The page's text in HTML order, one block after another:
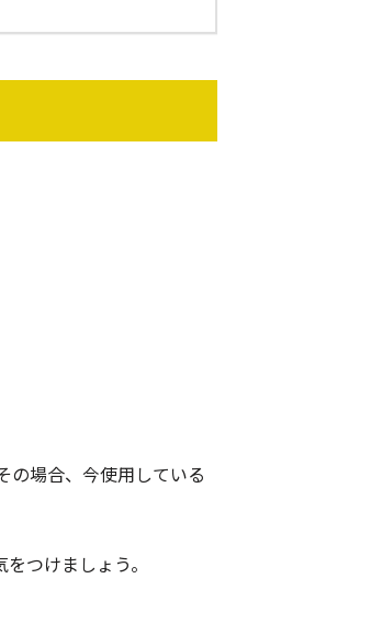
の場合、今使用している
つけましょう。